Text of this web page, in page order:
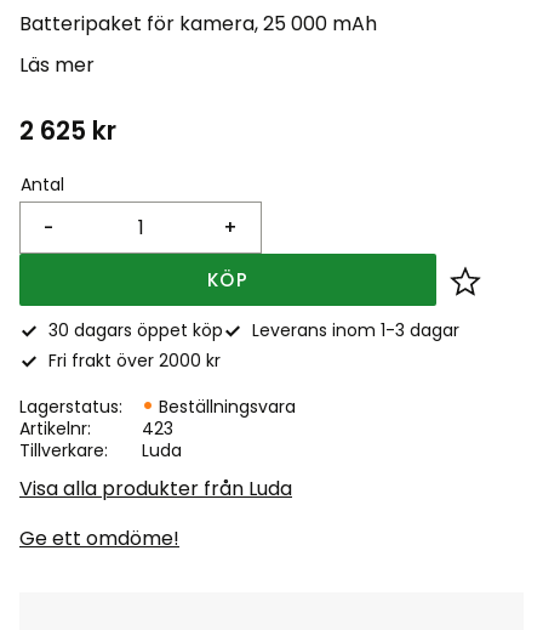
Batteripaket för kamera, 25 000 mAh
Läs mer
2 625 kr
Antal
+
-
KÖP Lägg
30 dagars öppet köp
Leverans inom 1-3 dagar
Fri frakt över 2000 kr
Lagerstatus
Beställningsvara
Artikelnr
423
Tillverkare
Luda
Visa alla produkter från Luda
Ge ett omdöme!